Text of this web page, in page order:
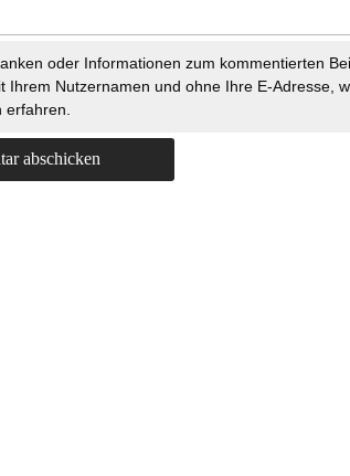
oder Informationen zum kommentierten
Ihrem Nutzernamen und ohne Ihre E-Adresse,